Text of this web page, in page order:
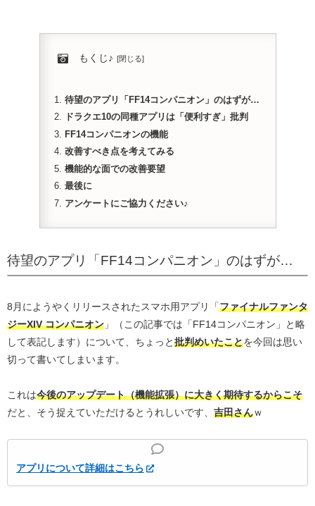
もくじ♪
待望のアプリ「FF14コンパニオン」のはずが…
ドラクエ10の同種アプリは「便利すぎ」批判
FF14コンパニオンの機能
改善すべき点を考えてみる
機能的な面での改善要望
最後に
アンケートにご協力ください♪
待望のアプリ「FF14コンパニオン」のはずが…
8月にようやくリリースされたスマホ用アプリ「ファイナルファンタ
ジーXIV コンパニオン 」（この記事では「FF14コンパニオン」と略
して表記します）について、ちょっと批判めいたことを今回は思い
切って書いてしまいます。
これは今後のアップデート（機能拡張）に大きく期待するからこそ
だと、そう捉えていただけるとうれしいです、 吉田さんｗ
アプリについて詳細はこちら